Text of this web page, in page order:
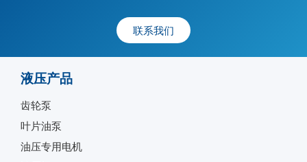
联系我们
液压产品
齿轮泵
叶片油泵
油压专用电机